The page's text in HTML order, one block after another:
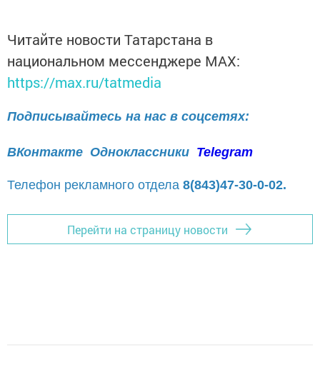
Читайте новости Татарстана в
национальном мессенджере MАХ:
https://max.ru/tatmedia
Подписывайтесь на нас в соцсетях:
ВКонтакте Одноклассники Telegram
Телефон рекламного отдела 8(843)47-30-0-02.
Перейти на страницу новости